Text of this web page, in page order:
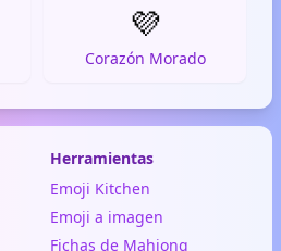
💜
Corazón Morado
Herramientas
Emoji Kitchen
Emoji a imagen
Fichas de Mahjong